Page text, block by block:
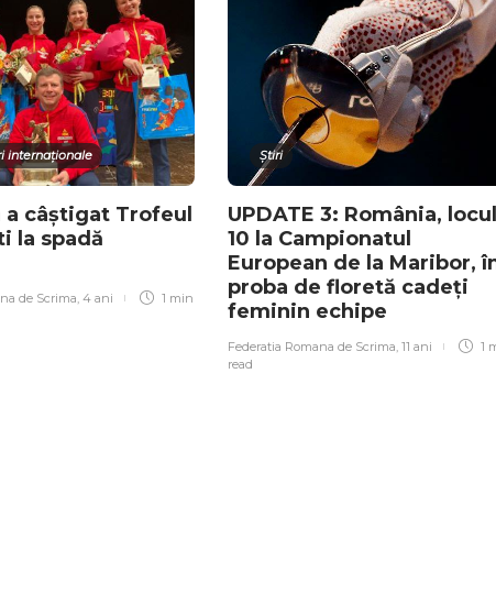
internaționale
a câștigat Trofeul
la spadă
de Scrima, 4 ani
1 min
Știri
UPDATE 3: România, locul
10 la Campionatul
European de la Maribor,
proba de floretă cadeți
feminin echipe
Federatia Romana de Scrima, 11 ani
1
read